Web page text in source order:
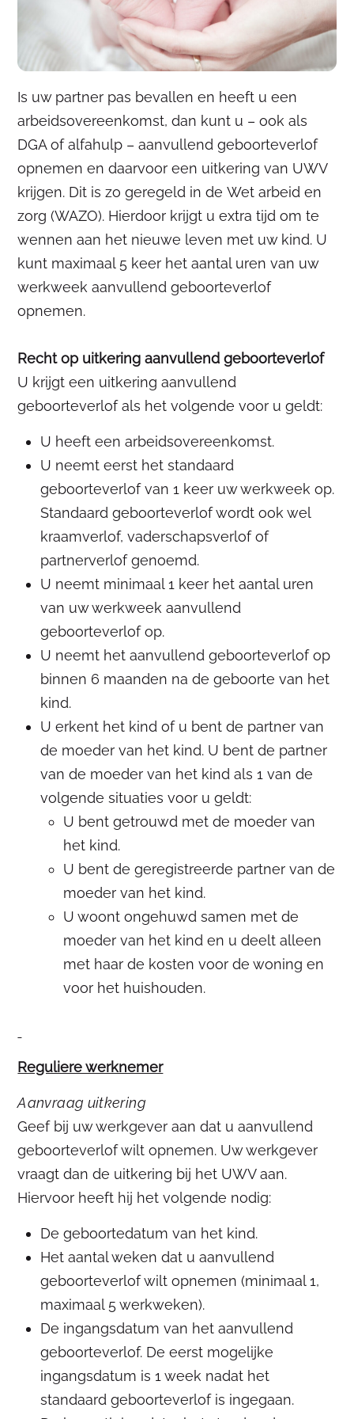
Is uw partner pas bevallen en heeft u een
arbeidsovereenkomst, dan kunt u – ook als
DGA of alfahulp – aanvullend geboorteverlof
opnemen en daarvoor een uitkering van UWV
krijgen. Dit is zo geregeld in de Wet arbeid en
zorg (WAZO). Hierdoor krijgt u extra tijd om te
wennen aan het nieuwe leven met uw kind. U
kunt maximaal 5 keer het aantal uren van uw
werkweek aanvullend geboorteverlof
opnemen.
Recht op uitkering aanvullend geboorteverlof
U krijgt een uitkering aanvullend
geboorteverlof als het volgende voor u geldt:
U heeft een arbeidsovereenkomst.
U neemt eerst het standaard
geboorteverlof van 1 keer uw werkweek op.
Standaard geboorteverlof wordt ook wel
kraamverlof, vaderschapsverlof of
partnerverlof genoemd.
U neemt minimaal 1 keer het aantal uren
van uw werkweek aanvullend
geboorteverlof op.
U neemt het aanvullend geboorteverlof op
binnen 6 maanden na de geboorte van het
kind.
U erkent het kind of u bent de partner van
de moeder van het kind. U bent de partner
van de moeder van het kind als 1 van de
volgende situaties voor u geldt:
U bent getrouwd met de moeder van
het kind.
U bent de geregistreerde partner van de
moeder van het kind.
U woont ongehuwd samen met de
moeder van het kind en u deelt alleen
met haar de kosten voor de woning en
voor het huishouden.
Reguliere werknemer
Aanvraag uitkering
Geef bij uw werkgever aan dat u aanvullend
geboorteverlof wilt opnemen. Uw werkgever
vraagt dan de uitkering bij het UWV aan.
Hiervoor heeft hij het volgende nodig:
De geboortedatum van het kind.
Het aantal weken dat u aanvullend
geboorteverlof wilt opnemen (minimaal 1,
maximaal 5 werkweken).
De ingangsdatum van het aanvullend
geboorteverlof. De eerst mogelijke
ingangsdatum is 1 week nadat het
standaard geboorteverlof is ingegaan.